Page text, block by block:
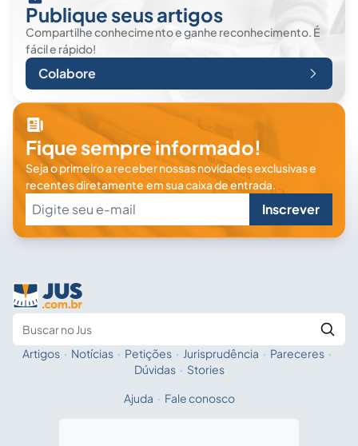
Publique seus artigos
Compartilhe conhecimento e ganhe reconhecimento. É
fácil e rápido!
Colabore
Fique sempre informado!
Seja o primeiro a receber nossas novidades exclusivas e
recentes diretamente em sua caixa de entrada.
Inscrever
Fale com a IA
Artigos · Notícias · Petições · Jurisprudência · Pareceres ·
Dúvidas · Stories
Ajuda · Fale conosco